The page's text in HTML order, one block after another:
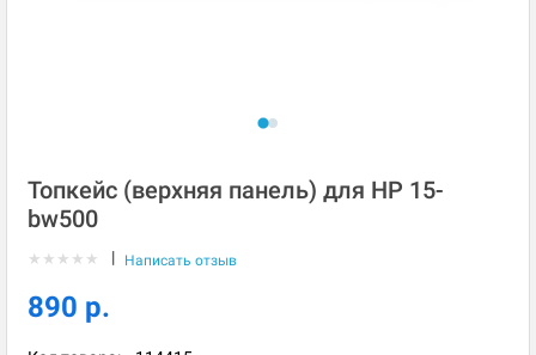
Топкейс (верхняя панель) для HP 15-
bw500
★ ★ ★ ★ ★ | Написать отзыв
890 р.